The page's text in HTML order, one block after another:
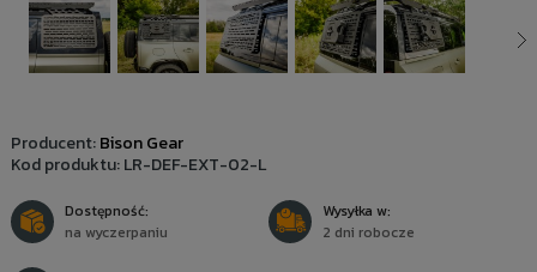
Producent:Bison Gear
Kod produktu:LR-DEF-EXT-02-L
Dostępność:
na wyczerpaniu
Wysyłka w:
2 dni robocze